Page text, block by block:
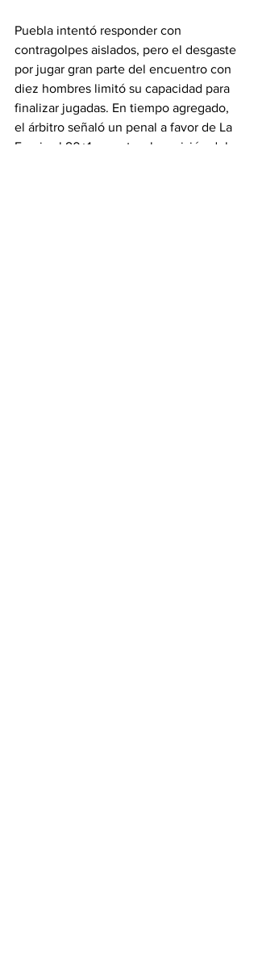
Puebla intentó responder con
contragolpes aislados, pero el desgaste
por jugar gran parte del encuentro con
diez hombres limitó su capacidad para
finalizar jugadas. En tiempo agregado,
el árbitro señaló un penal a favor de La
Franja al 90+1, pero tras la revisión del